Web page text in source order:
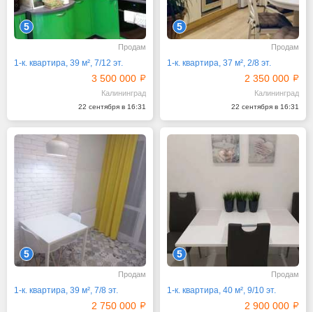
5
Продам
1-к. квартира, 39 м², 7/12 эт.
3 500 000
Калининград
22 сентября в 16:31
5
Продам
1-к. квартира, 37 м², 2/8 эт.
2 350 000
Калининград
22 сентября в 16:31
5
Продам
1-к. квартира, 39 м², 7/8 эт.
2 750 000
5
Продам
1-к. квартира, 40 м², 9/10 эт.
2 900 000